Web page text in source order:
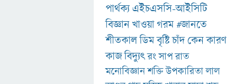
পার্থক্য এইচএসসি-আইসিটি
বিজ্ঞানখাওয়াগরম#জানতে
শীতকালডিমবৃষ্টিচাঁদকেনকারণ
কাজবিদ্যুৎরংসাপরাত
মনোবিজ্ঞানশক্তিউপকারিতালাল